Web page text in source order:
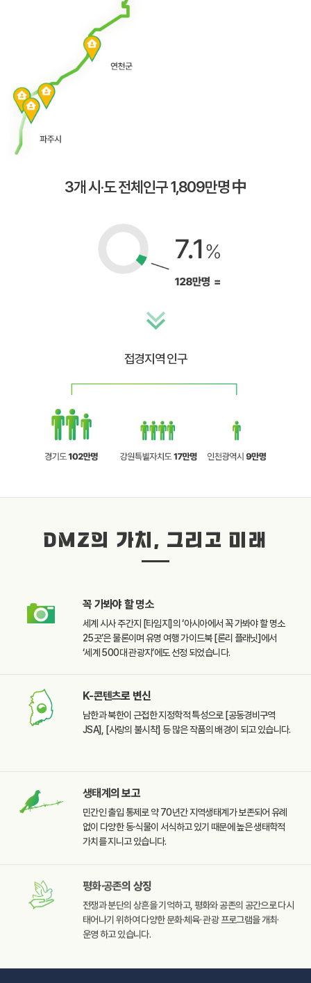
3개 시·도 전체인구 1,809만명 中
접경지역 인구
DMZ의 가치, 그리고 미래
꼭 가봐야 할명소
세계 시사 주간지 [타임지]의 ‘아시아에서 꼭 가봐야 할명소
25곳’은 물론이며 유명 여행 가이드북[론리 플래닛]에서
‘세계 500대 관광지’에도선정 되었습니다.
K-콘텐츠로 변신
남한과 북한이 근접한지정학적 특성으로[공동경비구역
JSA], [사랑의 불시착] 등 많은작품의 배경이 되고 있습니다.
생태계의 보고
민간인 출입 통제로 약 70년간지역생태계가 보존되어 유례
없이 다양한 동·식물이 서식하고있기 때문에 높은 생태학적
가치를 지니고 있습니다.
평화·공존의 상징
전쟁과 분단의 상흔을기억하고, 평화와 공존의 공간으로 다시
태어나기위하여 다양한 문화·체육·관광 프로그램을 개최·
운영하고 있습니다.